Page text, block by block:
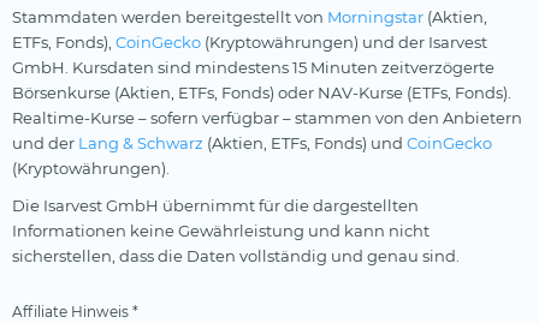
Stammdaten werden bereitgestellt von Morningstar (Aktien,
ETFs, Fonds), CoinGecko (Kryptowährungen) und der Isarvest
GmbH. Kursdaten sind mindestens 15 Minuten zeitverzögerte
Börsenkurse (Aktien, ETFs, Fonds) oder NAV-Kurse (ETFs, Fonds).
Realtime-Kurse – sofern verfügbar – stammen von den Anbietern
und der Lang & Schwarz (Aktien, ETFs, Fonds) und CoinGecko
(Kryptowährungen).
Die Isarvest GmbH übernimmt für die dargestellten
Informationen keine Gewährleistung und kann nicht
sicherstellen, dass die Daten vollständig und genau sind.
Affiliate Hinweis *